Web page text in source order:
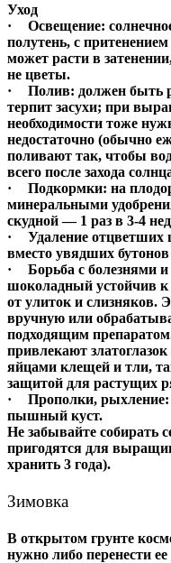
Уход
·
Освещение:
полутень, с
может расти в
не цветы.
·
Полив: должен быть
терпит засухи; при
необходимости тоже
недостаточно (обычно
поливают так, чтобы
всего после захода
·
Подкормки: на
минеральными
скудной — 1 раз в 3-4
·
Удаление отцветших
вместо увядших
·
Борьба с болезнями
шоколадный устойчив к
от улиток и слизняков.
вручную или
подходящим
привлекают
яйцами клещей и тли,
защитой для растущих
·
Прополки, рыхление
пышный куст.
Не забывайте собирать
пригодятся для
хранить 3 года).
Зимовка
В открытом грунте
нужно либо перенести